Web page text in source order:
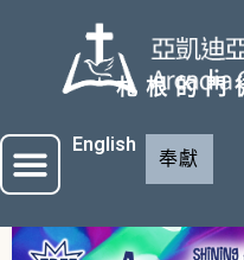
札根的門
English
奉獻